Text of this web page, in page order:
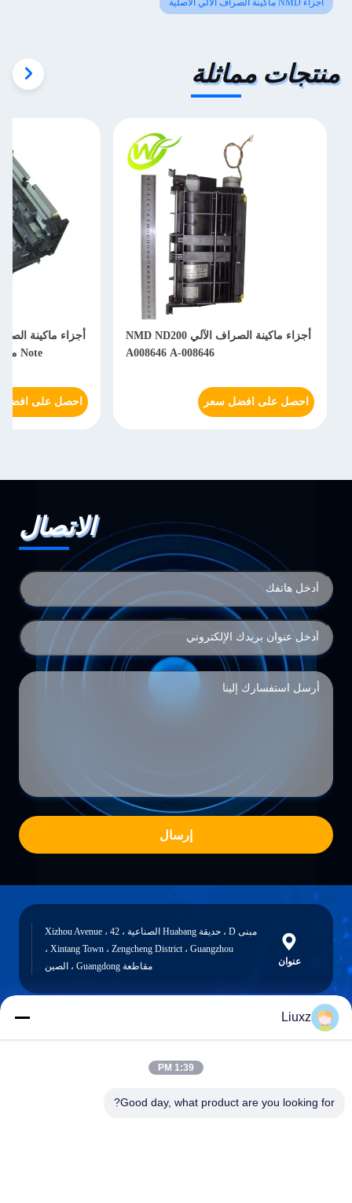
أجزاء NMD ماكينة الصراف الآلي الأصلية
منتجات مماثلة
أجزاء ماكينة الصراف الآلي NMD ND200
A008646 A-008646
احصل على افضل سعر
Note مؤهل A008770 A-008770
احصل على
الاتصال
إرسال
عنوان
مبنى D ، حديقة Huabang الصناعية ، 42 Xizhou Avenue ،
Xintang Town ، Zengcheng District ، Guangzhou ،
مقاطعة Guangdong ، الصين
Liuxz
1:39 PM
Good day, what product are you looking for?